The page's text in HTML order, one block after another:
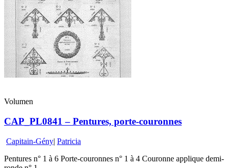
Volumen
CAP_PL0841 – Pentures, porte-couronnes
Capitain-Gény| Patricia
Pentures n° 1 à 6 Porte-couronnes n° 1 à 4 Couronne applique demi-